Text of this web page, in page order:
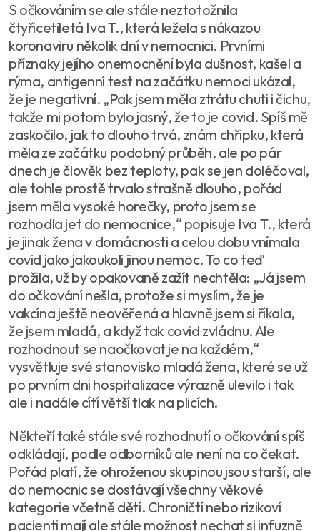
S očkováním se ale stále neztotožnila
čtyřicetiletá Iva T., která ležela s nákazou
koronaviru několik dní v nemocnici. Prvními
příznaky jejího onemocnění byla dušnost, kašel a
rýma, antigenní test na začátku nemoci ukázal,
že je negativní. „Pak jsem měla ztrátu chuti i čichu,
takže mi potom bylo jasný, že to je covid. Spíš mě
zaskočilo, jak to dlouho trvá, znám chřipku, která
měla ze začátku podobný průběh, ale po pár
dnech je člověk bez teploty, pak se jen doléčoval,
ale tohle prostě trvalo strašně dlouho, pořád
jsem měla vysoké horečky, proto jsem se
rozhodla jet do nemocnice,“ popisuje Iva T., která
je jinak žena v domácnosti a celou dobu vnímala
covid jako jakoukoli jinou nemoc. To co teď
prožila, už by opakovaně zažít nechtěla: „Já jsem
do očkování nešla, protože si myslím, že je
vakcína ještě neověřená a hlavně jsem si říkala,
že jsem mladá, a když tak covid zvládnu. Ale
rozhodnout se naočkovat je na každém,“
vysvětluje své stanovisko mladá žena, které se už
po prvním dni hospitalizace výrazně ulevilo i tak
ale i nadále cítí větší tlak na plicích.
Někteří také stále své rozhodnutí o očkování spíš
odkládají, podle odborníků ale není na co čekat.
Pořád platí, že ohroženou skupinou jsou starší, ale
do nemocnic se dostávají všechny věkové
kategorie včetně dětí. Chroničtí nebo rizikoví
pacienti mají ale stále možnost nechat si infuzně